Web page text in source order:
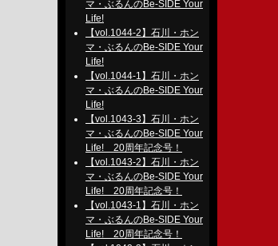
マ・ぶるんのBe-SIDE Your
Life!
【vol.1044-2】石川・ホン
マ・ぶるんのBe-SIDE Your
Life!
【vol.1044-1】石川・ホン
マ・ぶるんのBe-SIDE Your
Life!
【vol.1043-3】石川・ホン
マ・ぶるんのBe-SIDE Your
Life! 20周年記念号！
【vol.1043-2】石川・ホン
マ・ぶるんのBe-SIDE Your
Life! 20周年記念号！
【vol.1043-1】石川・ホン
マ・ぶるんのBe-SIDE Your
Life! 20周年記念号！